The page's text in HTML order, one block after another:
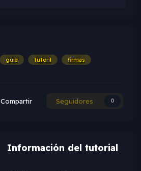
guia tutoril
firmas
Compartir Seguidores 0
Información del tutorial